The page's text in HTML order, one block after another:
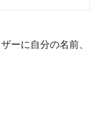
ーに自分の名前、